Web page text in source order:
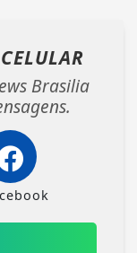
Brasilia